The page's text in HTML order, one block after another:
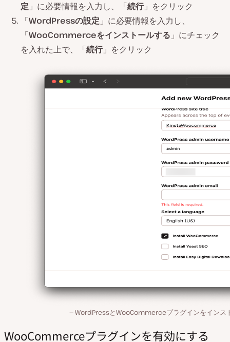
定 」に必要情報を入力し、「続行」をクリック
「WordPressの設定 」に必要情報を入力し、
「WooCommerceをインストールする 」にチェック
を入れた上で、「続行」をクリック
WordPressとWooCommerceプラグインをインス
WooCommerceプラグインを有効にする